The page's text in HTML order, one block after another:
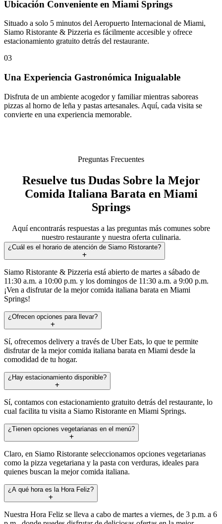
Ubicación Conveniente en Miami Springs
Situado a solo 5 minutos del Aeropuerto Internacional de Miami,
Siamo Ristorante & Pizzeria es fácilmente accesible y ofrece
estacionamiento gratuito detrás del restaurante.
03
Una Experiencia Gastronómica Inigualable
Disfruta de un ambiente acogedor y familiar mientras saboreas
pizzas al horno de leña y pastas artesanales. Aquí, cada visita se
convierte en una experiencia memorable.
Preguntas Frecuentes
Resuelve tus Dudas Sobre la Mejor
Comida Italiana Barata en Miami
Springs
Aquí encontrarás respuestas a las preguntas más comunes sobre
nuestro restaurante y nuestra oferta culinaria.
¿Cuál es el horario de atención de Siamo Ristorante?
Siamo Ristorante & Pizzeria está abierto de martes a sábado de
11:30 a.m. a 10:00 p.m. y los domingos de 11:30 a.m. a 9:00 p.m.
¡Ven a disfrutar de la mejor comida italiana barata en Miami
Springs!
¿Ofrecen opciones para llevar?
Sí, ofrecemos delivery a través de Uber Eats, lo que te permite
disfrutar de la mejor comida italiana barata en Miami desde la
comodidad de tu hogar.
¿Hay estacionamiento disponible?
Sí, contamos con estacionamiento gratuito detrás del restaurante, lo
cual facilita tu visita a Siamo Ristorante en Miami Springs.
¿Tienen opciones vegetarianas en el menú?
Claro, en Siamo Ristorante seleccionamos opciones vegetarianas
como la pizza vegetariana y la pasta con verduras, ideales para
quienes buscan la mejor comida italiana.
¿A qué hora es la Hora Feliz?
Nuestra Hora Feliz se lleva a cabo de martes a viernes, de 3 p.m. a 6